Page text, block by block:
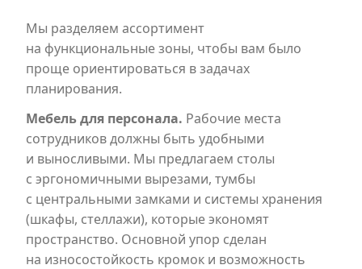
Мы разделяем ассортимент
на функциональные зоны, чтобы вам было
проще ориентироваться в задачах
планирования.
Мебель для персонала. Рабочие места
сотрудников должны быть удобными
и выносливыми. Мы предлагаем столы
с эргономичными вырезами, тумбы
с центральными замками и системы хранения
(шкафы, стеллажи), которые экономят
пространство. Основной упор сделан
на износостойкость кромок и возможность